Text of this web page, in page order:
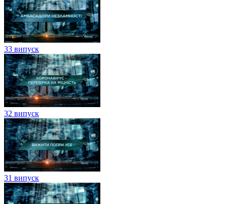
33 випуск
32 випуск
31 випуск